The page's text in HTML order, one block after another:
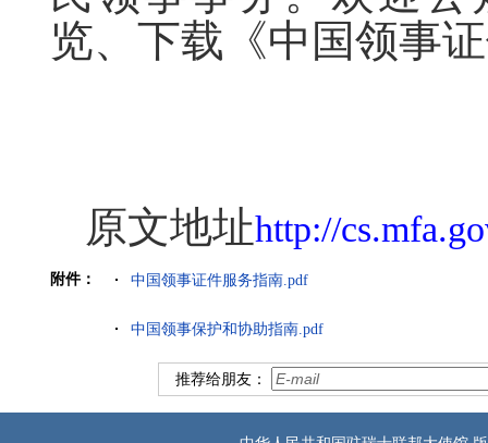
览、下载《中国领事
原文地址http://
附件： 中国领事证件服务指南.pdf
中国领事保护和协助指南.pdf
推荐给朋友：